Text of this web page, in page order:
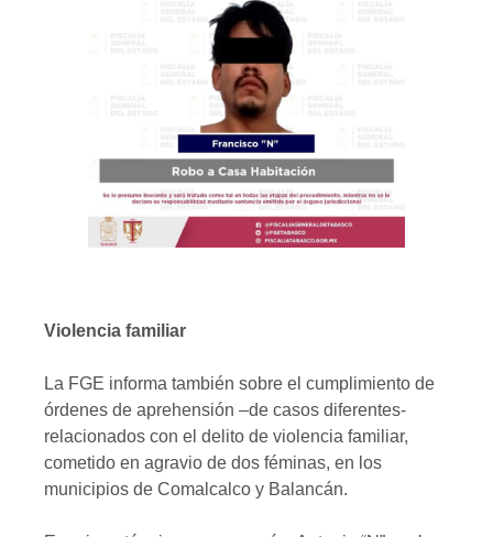
Violencia familiar
La FGE informa también sobre el cumplimiento de
órdenes de aprehensión –de casos diferentes-
relacionados con el delito de violencia familiar,
cometido en agravio de dos féminas, en los
municipios de Comalcalco y Balancán.